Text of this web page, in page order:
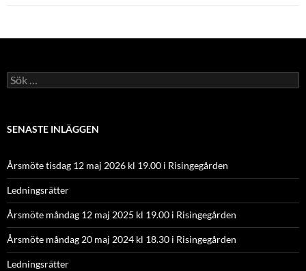
Sök
efter:
SENASTE INLÄGGEN
Årsmöte tisdag 12 maj 2026 kl 19.00 i Risingegården
Ledningsrätter
Årsmöte måndag 12 maj 2025 kl 19.00 i Risingegården
Årsmöte måndag 20 maj 2024 kl 18.30 i Risingegården
Ledningsrätter